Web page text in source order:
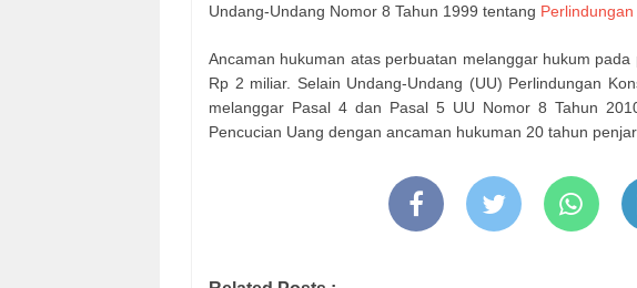
Undang-Undang Nomor 8 Tahun 1999 tentang
Ancaman hukuman atas perbuatan melanggar hukum
Rp 2 miliar. Selain Undang-Undang (UU) Perlindungan
melanggar Pasal 4 dan Pasal 5 UU Nomor 8 Tahun
Pencucian Uang dengan ancaman hukuman 20 tahun